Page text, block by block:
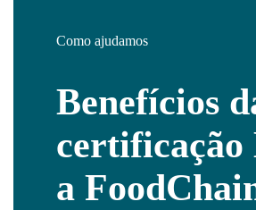
Como ajudamos
Benefícios
certificação
a